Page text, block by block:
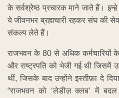
के सर्वश्रेष्ठ प्रचारक माने जाते हैं।
ये जीवनभर ब्रह्मचारी रहकर संघ की
संकल्प लेते हैं।
राजभवन के 80 से अधिक कर्मचारियों के
और राष्ट्रपति को भेजी गई थी जिसमें
थीं, जिसके बाद उन्होंने इस्तीफ़ा दे
“राजभवन को ‘लेडीज़ क्लब’ में बदल